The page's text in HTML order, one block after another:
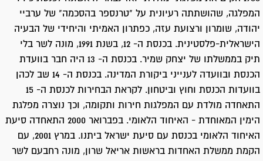
המפלגה, שהושתתה רעיונית על "טרנספר בהסכמה" של ערביי
יהודה, שומרון ורצועת עזה, כפתרון האמיתי והיחידי של הבעיה
הישראלית-פלסטינית. בכנסת ה- 12, בשנת 1991, מונה לשר בלי
תיק בממשלתו של יצחק שמיר. בכנסת ה- 13 היה חבר בוועדת
הכנסת ובוועדה לענייני ביקורת המדינה. בכנסת ה- 14 שב לכהן
בוועדות הכנסת וחוץ וביטחון. לקראת הבחירות לכנסת ה- 15
התאחדה מולדת עם המפלגות חירות ותקומה, וכך נוצרה מפלגת
הימין המאוחדת - האיחוד הלאומי. בפברואר 2000 התאחדה סיעת
האיחוד הלאומי בכנסת עם סיעת ישראל ביתנו. במרץ 2001, עם
הקמת ממשלת האחדות בראשות אריאל שרון, מונה רחבעם לשר